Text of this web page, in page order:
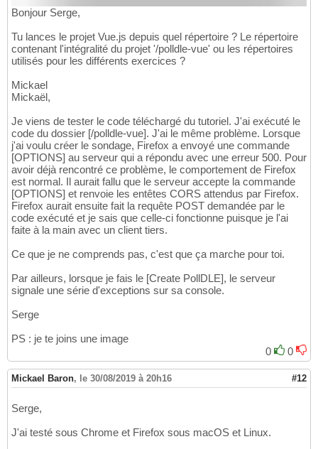
Bonjour Serge,
Tu lances le projet Vue.js depuis quel répertoire ? Le répertoire
contenant l'intégralité du projet '/polldle-vue' ou les répertoires
utilisés pour les différents exercices ?
Mickael
Mickaël,
Je viens de tester le code téléchargé du tutoriel. J'ai exécuté le
code du dossier [/polldle-vue]. J'ai le même problème. Lorsque
j'ai voulu créer le sondage, Firefox a envoyé une commande
[OPTIONS] au serveur qui a répondu avec une erreur 500. Pour
avoir déjà rencontré ce problème, le comportement de Firefox
est normal. Il aurait fallu que le serveur accepte la commande
[OPTIONS] et renvoie les entêtes CORS attendus par Firefox.
Firefox aurait ensuite fait la requête POST demandée par le
code exécuté et je sais que celle-ci fonctionne puisque je l'ai
faite à la main avec un client tiers.
Ce que je ne comprends pas, c'est que ça marche pour toi.
Par ailleurs, lorsque je fais le [Create PollDLE], le serveur
signale une série d'exceptions sur sa console.
Serge
PS : je te joins une image
0
0
Mickael Baron, le 30/08/2019 à 20h16 #12
Serge,
J'ai testé sous Chrome et Firefox sous macOS et Linux.